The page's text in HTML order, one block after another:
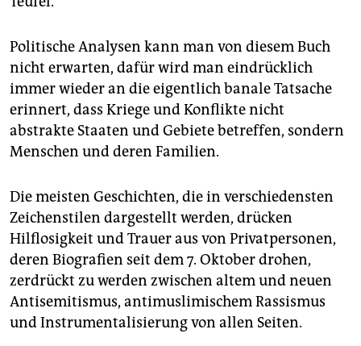
Politische Analysen kann man von diesem Buch
nicht erwarten, dafür wird man eindrücklich
immer wieder an die eigentlich banale Tatsache
erinnert, dass Kriege und Konflikte nicht
abstrakte Staaten und Gebiete betreffen, sondern
Menschen und deren Familien.
Die meisten Geschichten, die in verschiedensten
Zeichenstilen dargestellt werden, drücken
Hilflosigkeit und Trauer aus von Privatpersonen,
deren Biografien seit dem 7. Oktober drohen,
zerdrückt zu werden zwischen altem und neuen
Antisemitismus, antimuslimischem Rassismus
und Instrumentalisierung von allen Seiten.